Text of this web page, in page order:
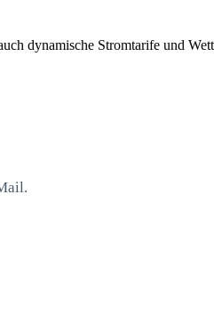
dynamische Stromtarife und